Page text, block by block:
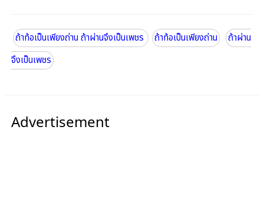
ถ้าท้อเป็นเพียงถ่าน ถ้าผ่านจึงเป็นเพชร ถ้าท้อเป็นเพียงถ่าน
ถ้าผ่าน
จึงเป็นเพชร
Advertisement